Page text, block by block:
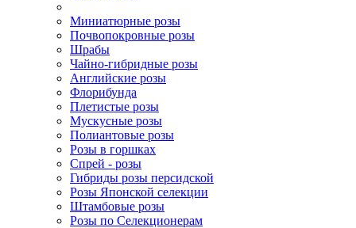
Миниатюрные розы
Почвопокровные розы
Шрабы
Чайно-гибридные розы
Английские розы
Флорибунда
Плетистые розы
Мускусные розы
Полиантовые розы
Розы в горшках
Спрей - розы
Гибриды розы персидской
Розы Японской селекции
Штамбовые розы
Розы по Селекционерам